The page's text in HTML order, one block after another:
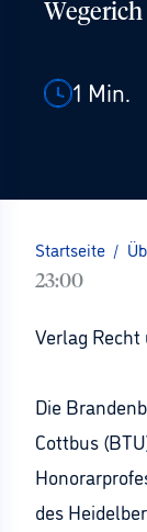
Wegerich
1 Min.
Startseite /
23:00
Verlag
Die
Cottbus
des